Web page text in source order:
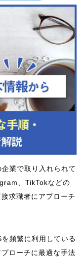
業で取り入れられて
、TikTokなどの
求職者にアプローチ
頻繁に利用している
ローチに最適な手法